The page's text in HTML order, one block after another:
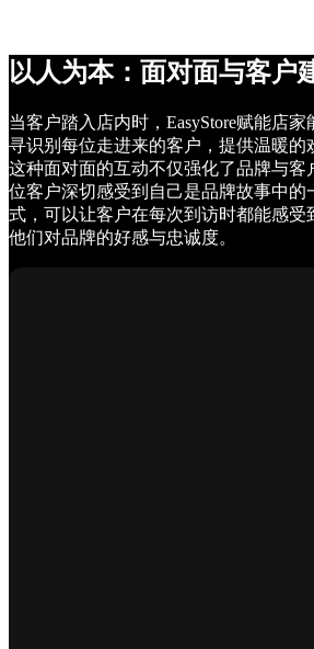
以人为本：面对面与客户
当客户踏入店内时，EasyStore赋能店
寻识别每位走进来的客户，提供温暖的
这种面对面的互动不仅强化了品牌与客
位客户深切感受到自己是品牌故事中的
式，可以让客户在每次到访时都能感受
他们对品牌的好感与忠诚度。